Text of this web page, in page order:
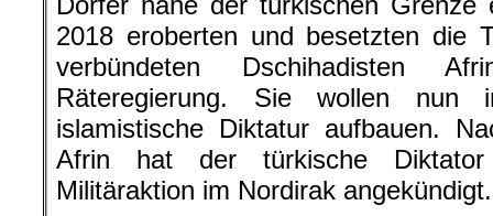
2018 eroberten und besetzten die
verbündeten Dschihadisten
Räteregierung. Sie wollen nun
islamistische Diktatur aufbauen.
Afrin hat der türkische
Militäraktion im Nordirak angekündigt.